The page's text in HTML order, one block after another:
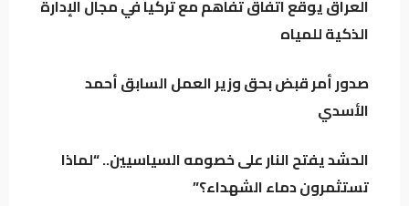
تنسيق متصاعد بين بغداد وأربيل.. دعم كردي
العراق إلى المحاور وتقيّد استقلال قراره
العراق يوقع اتفاق تفاهم مع تركيا في مجال الإدارة
الذكية للمياه
صدور أمر قبض بحق وزير العمل السابق أحمد
الأسدي
الحشد يفتح النار على خصومه السياسيين.. “لماذا
تستثمرون دماء الشهداء؟”